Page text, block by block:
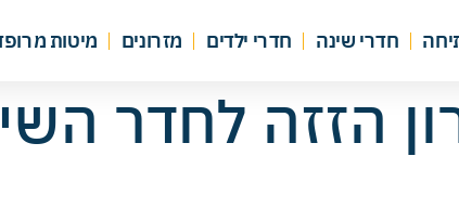
חדרי שינה חדרי ילדים מזרונים מיטות
הזזה לחדר